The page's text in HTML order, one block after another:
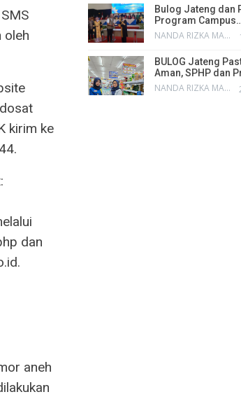
oleh
kirim ke
dan
aneh
Bulog Jateng dan
Program
NANDA RIZKA MAHENDRA
BULOG Jateng
Aman, SPHP dan
NANDA RIZKA MAHENDRA